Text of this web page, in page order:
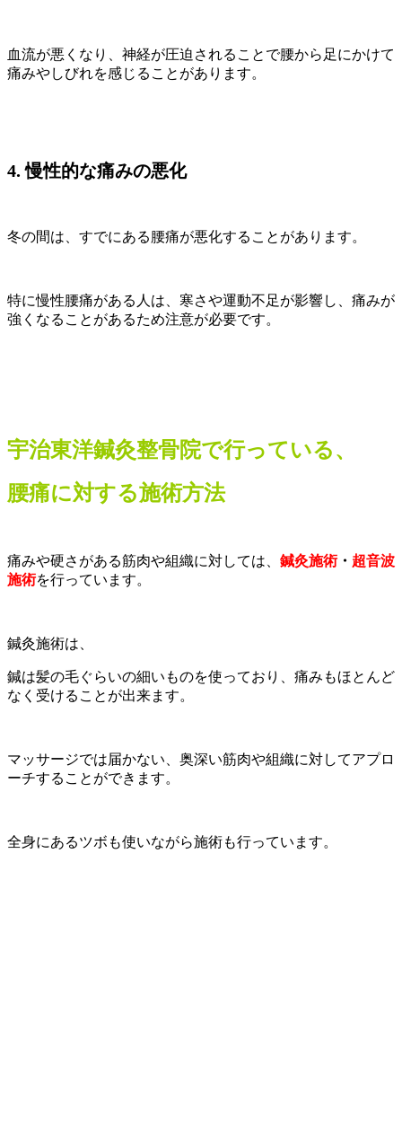
血流が悪くなり、神経が圧迫されることで腰から足にかけて
痛みやしびれを感じることがあります。
4. 慢性的な痛みの悪化
冬の間は、すでにある腰痛が悪化することがあります。
特に慢性腰痛がある人は、寒さや運動不足が影響し、痛みが
強くなることがあるため注意が必要です。
宇治東洋鍼灸整骨院で行っている、
腰痛に対する施術方法
痛みや硬さがある筋肉や組織に対しては、 鍼灸施術・ 超音波
施術を行っています。
鍼灸施術は、
鍼は髪の毛ぐらいの細いものを使っており、痛みもほとんど
なく受けることが出来ます。
マッサージでは届かない、奥深い筋肉や組織に対してアプロ
ーチすることができます。
全身にあるツボも使いながら施術も行っています。